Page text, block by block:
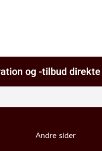
og -tilbud
Andre sider